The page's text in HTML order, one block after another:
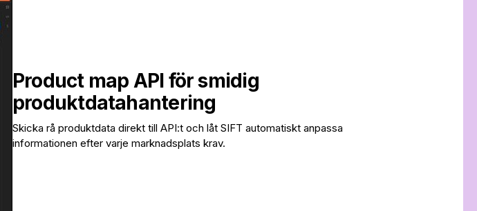
Product map API för smidig
produktdatahantering
Skicka rå produktdata direkt till API:t och låt SIFT automatiskt anpassa
informationen efter varje marknadsplats krav.